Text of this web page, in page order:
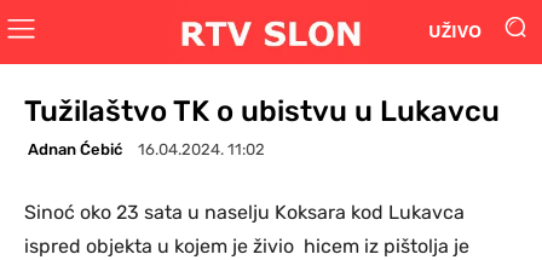
UŽIVO
Tužilaštvo TK o ubistvu u Lukavcu
Adnan Ćebić 16.04.2024. 11:02
Sinoć oko 23 sata u naselju Koksara kod Lukavca
ispred objekta u kojem je živio hicem iz pištolja je